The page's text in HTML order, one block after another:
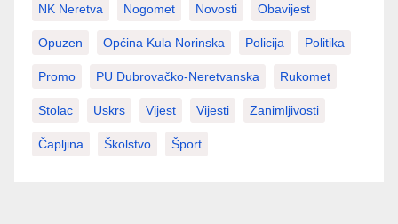
NK Neretva Nogomet Novosti Obavijest
Opuzen Općina Kula Norinska Policija Politika
Promo PU Dubrovačko-Neretvanska Rukomet
Stolac Uskrs Vijest Vijesti Zanimljivosti
Čapljina Školstvo Šport